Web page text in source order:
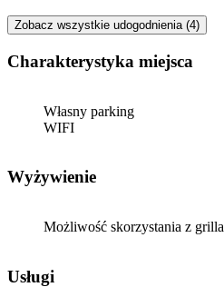
Zobacz wszystkie udogodnienia (4)
Charakterystyka miejsca
Własny parking
WIFI
Wyżywienie
Możliwość skorzystania z grilla
Usługi